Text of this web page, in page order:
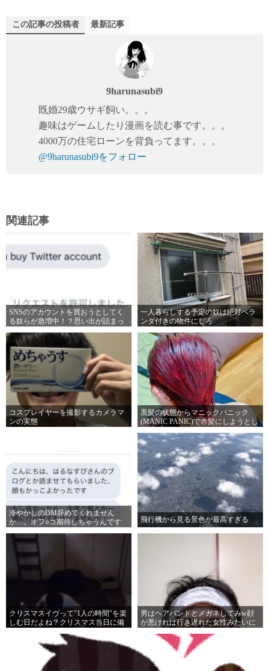
r
ok
この記事の投稿者 最新記事
9harunasubi9
既婚29歳ウサギ飼い。。。
趣味はゲームしたり漫画を読む事です。。。
4000万の住宅ローンを背負ってます。。。
@9harunasubi9をフォロー
関連記事
SNSのアカウントを買おうとしてく
る奴らが急増中！？思い出が詰まっ
はない！
一人暮らしする予定の奴は絶対ベラ
ンダ付きの物件にしろ
コスプレイヤーを撮影するカメラマ
ンの実態
黒髪の状態からマニックパニック
(MANIC PANIC)で赤髪にしようとし
冷やかしのDM辞めてくれません
か…。オフ○コ期待しちゃうんです
飛行機から見る景色が最高すぎる
クリスマスイヴって″1人の時間″を楽
しむ日だよね？クリスマス当日に備
男はヘアバンドとメガネしてみw顔
が悪ければ行き遅れた女性みたいに